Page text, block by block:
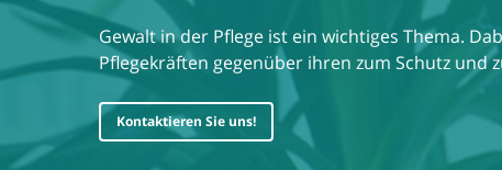
Gewalt in der Pflege ist ein wichtiges Thema.
Pflegekräften gegenüber ihren zum Schutz und
Kontaktieren Sie uns!